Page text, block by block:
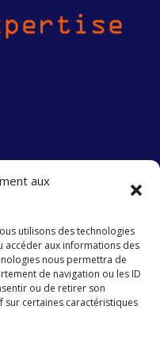
aux
utilisons des technologies
accéder aux informations des
nous permettra de
de navigation ou les ID
ou de retirer son
sur certaines caractéristiques